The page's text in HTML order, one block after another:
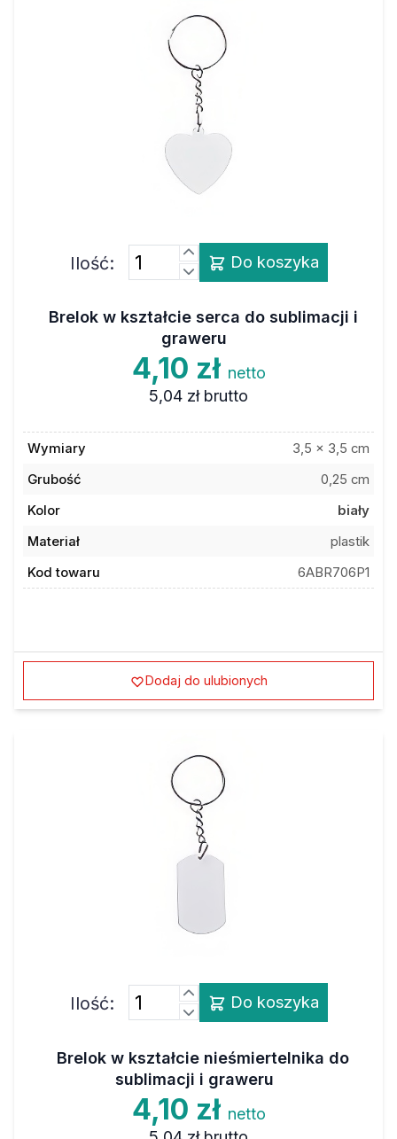
Ilość: Do koszyka
Brelok w kształcie serca do sublimacji i
graweru
4,10 zł netto
5,04 zł brutto
Wymiary
3,5 x 3,5 cm
Grubość
0,25 cm
Kolor
biały
Materiał
plastik
Kod towaru
6ABR706P1
Dodaj do ulubionych
Ilość: Do koszyka
Brelok w kształcie nieśmiertelnika do
sublimacji i graweru
4,10 zł netto